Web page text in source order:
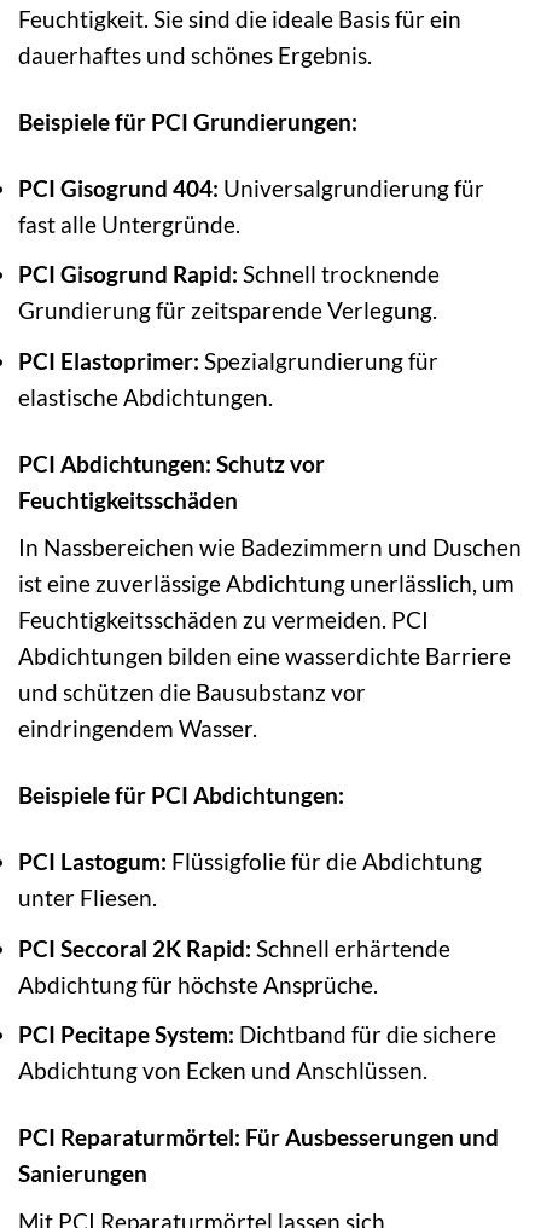
Feuchtigkeit. Sie sind die ideale Basis für ein
dauerhaftes und schönes Ergebnis.
Beispiele für PCI Grundierungen:
PCI Gisogrund 404: Universalgrundierung für
fast alle Untergründe.
PCI Gisogrund Rapid: Schnell trocknende
Grundierung für zeitsparende Verlegung.
PCI Elastoprimer: Spezialgrundierung für
elastische Abdichtungen.
PCI Abdichtungen: Schutz vor
Feuchtigkeitsschäden
In Nassbereichen wie Badezimmern und Duschen
ist eine zuverlässige Abdichtung unerlässlich, um
Feuchtigkeitsschäden zu vermeiden. PCI
Abdichtungen bilden eine wasserdichte Barriere
und schützen die Bausubstanz vor
eindringendem Wasser.
Beispiele für PCI Abdichtungen:
PCI Lastogum: Flüssigfolie für die Abdichtung
unter Fliesen.
PCI Seccoral 2K Rapid: Schnell erhärtende
Abdichtung für höchste Ansprüche.
PCI Pecitape System: Dichtband für die sichere
Abdichtung von Ecken und Anschlüssen.
PCI Reparaturmörtel: Für Ausbesserungen und
Sanierungen
Mit PCI Reparaturmörtel lassen sich